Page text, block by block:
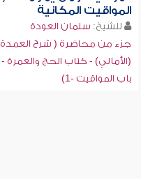
المواقيت المكانية
للشيخ: سلمان العودة
جزء من محاضرة ( شرح العمدة
(الأمالي) - كتاب الحج والعمرة -
باب المواقيت -1)